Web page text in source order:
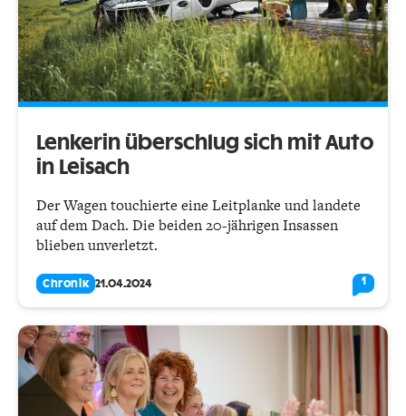
Lenkerin überschlug sich mit Auto
in Leisach
Der Wagen touchierte eine Leitplanke und landete
auf dem Dach. Die beiden 20-jährigen Insassen
blieben unverletzt.
Chronik 21.04.2024 1